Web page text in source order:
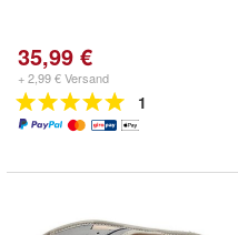
35,99 €
+ 2,99 € Versand
1